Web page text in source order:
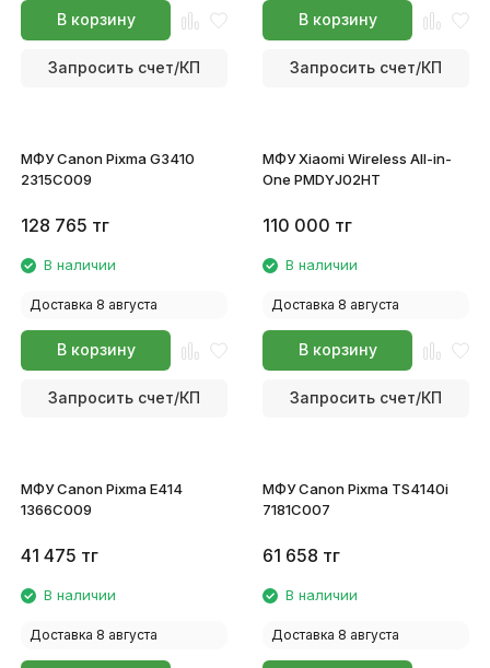
В корзину
Запросить счет/КП
В корзину
Запросить счет/КП
МФУ Canon Pixma G3410
2315C009
128 765 тг
В наличии
Доставка 8 августа
В корзину
Запросить счет/КП
МФУ Xiaomi Wireless All-in-
One PMDYJ02HT
110 000 тг
В наличии
Доставка 8 августа
В корзину
Запросить счет/КП
МФУ Canon Pixma E414
1366C009
41 475 тг
В наличии
Доставка 8 августа
МФУ Canon Pixma TS4140i
7181C007
61 658 тг
В наличии
Доставка 8 августа